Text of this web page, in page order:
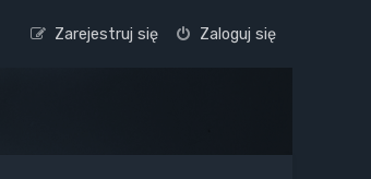
Zaloguj się
Zarejestruj się